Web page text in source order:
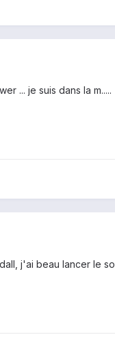
... je suis dans la m.....
j'ai beau lancer le